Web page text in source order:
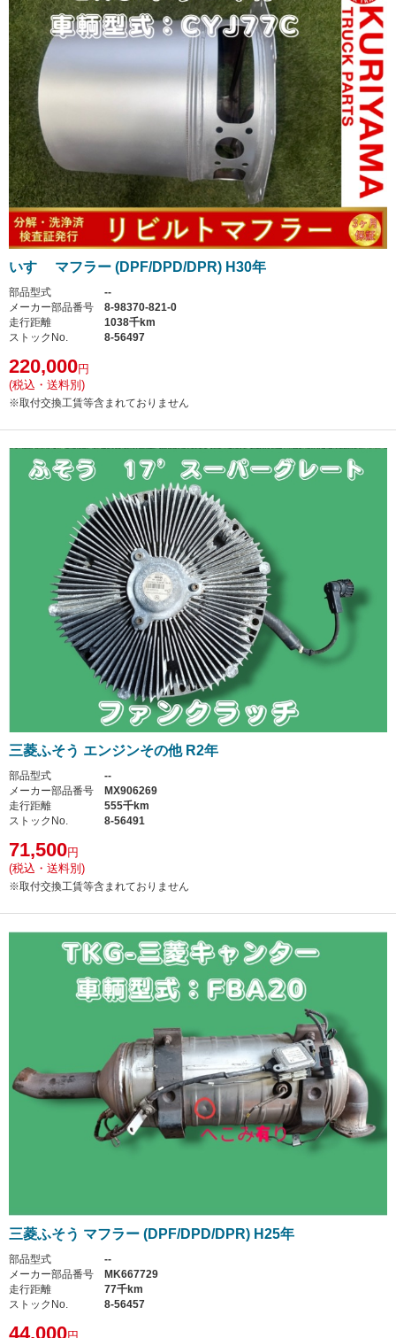
いすゞ マフラー (DPF/DPD/DPR) H30年
部品型式
--
メーカー部品番号
8-98370-821-0
走行距離
1038千km
ストックNo.
8-56497
220,000円
(税込・送料別)
※取付交換工賃等含まれておりません
三菱ふそう エンジンその他 R2年
部品型式
--
メーカー部品番号
MX906269
走行距離
555千km
ストックNo.
8-56491
71,500円
(税込・送料別)
※取付交換工賃等含まれておりません
三菱ふそう マフラー (DPF/DPD/DPR) H25年
部品型式
--
メーカー部品番号
MK667729
走行距離
77千km
ストックNo.
8-56457
44,000